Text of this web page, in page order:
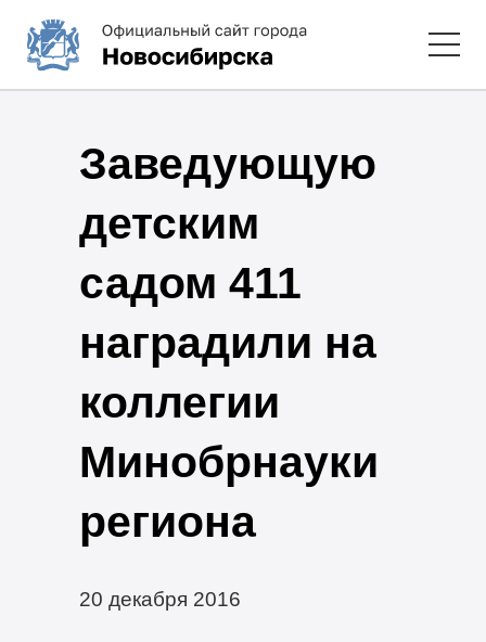
Заведующую
детским
садом 411
наградили на
коллегии
Минобрнауки
региона
20 декабря 2016